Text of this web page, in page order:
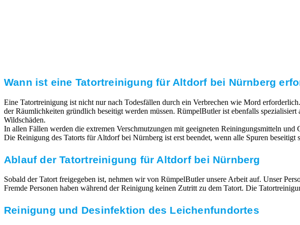
Wann ist eine Tatortreinigung für Altdorf bei Nürnberg
Eine Tatortreinigung ist nicht nur nach Todesfällen durch ein Verbrechen wie Mord
der Räumlichkeiten gründlich beseitigt werden müssen. RümpelButler ist ebenfalls
Wildschäden.
In allen Fällen werden die extremen Verschmutzungen mit geeigneten Reiningungsmitteln
Die Reinigung des Tatorts für Altdorf bei Nürnberg ist erst beendet, wenn alle Spuren beseitigt
Ablauf der Tatortreinigung für Altdorf bei Nürnberg
Sobald der Tatort freigegeben ist, nehmen wir von RümpelButler unsere Arbeit auf. Unser
Fremde Personen haben während der Reinigung keinen Zutritt zu dem Tatort. Die
Reinigung und Desinfektion des Leichenfundortes